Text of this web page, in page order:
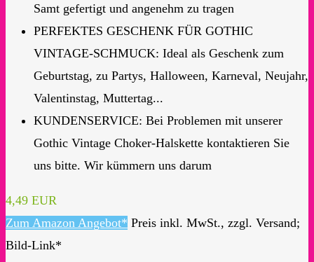
Samt gefertigt und angenehm zu tragen
PERFEKTES GESCHENK FÜR GOTHIC
VINTAGE-SCHMUCK: Ideal als Geschenk zum
Geburtstag, zu Partys, Halloween, Karneval, Neujahr,
Valentinstag, Muttertag...
KUNDENSERVICE: Bei Problemen mit unserer
Gothic Vintage Choker-Halskette kontaktieren Sie
uns bitte. Wir kümmern uns darum
4,49 EUR
Zum Amazon Angebot* Preis inkl. MwSt., zzgl. Versand;
Bild-Link*